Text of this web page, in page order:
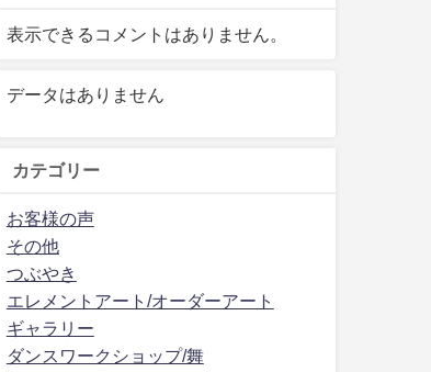
表示できるコメントはありません。
データはありません
カテゴリー
お客様の声
その他
つぶやき
エレメントアート/オーダーアート
ギャラリー
ダンスワークショップ/舞